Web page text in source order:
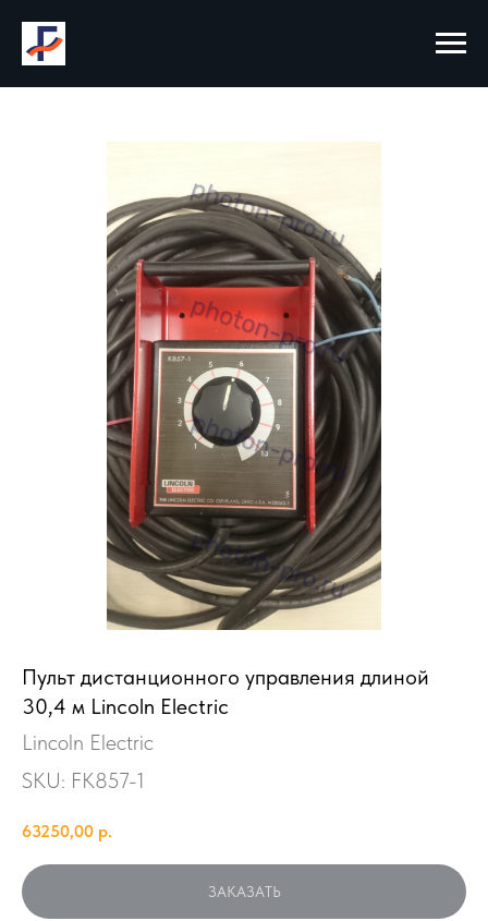
Пульт дистанционного управления длиной
30,4 м Lincoln Electric
Lincoln Electric
SKU: FK857-1
63250,00 р.
ЗАКАЗАТЬ